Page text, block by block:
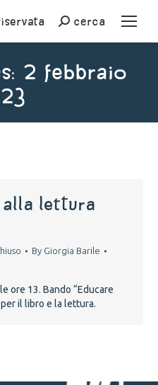
Cercacerca
2 Febbraio
alla lettura
By Giorgia Barile
ore 13. Bando “Educare
il libro e la lettura.